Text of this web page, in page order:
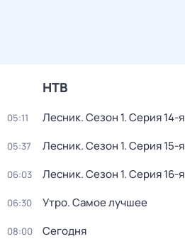
НТВ
05:11 Лесник. Сезон 1. Серия 14-я
05:37 Лесник. Сезон 1. Серия 15-я
06:03 Лесник. Сезон 1. Серия 16-я
06:30 Утро. Самое лучшее
08:00 Сегодня